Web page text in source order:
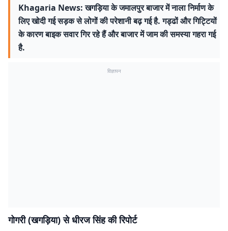
Khagaria News: खगड़िया के जमालपुर बाजार में नाला निर्माण के
लिए खोदी गई सड़क से लोगों की परेशानी बढ़ गई है. गड्ढों और गिट्टियों
के कारण बाइक सवार गिर रहे हैं और बाजार में जाम की समस्या गहरा गई
है.
विज्ञापन
गोगरी (खगड़िया) से धीरज सिंह की रिपोर्ट